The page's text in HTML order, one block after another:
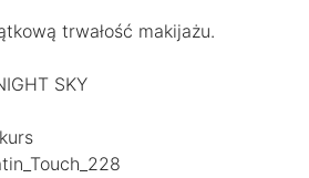
trwałość makijażu.
SKY